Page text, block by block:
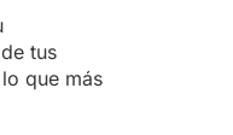
tus
que más